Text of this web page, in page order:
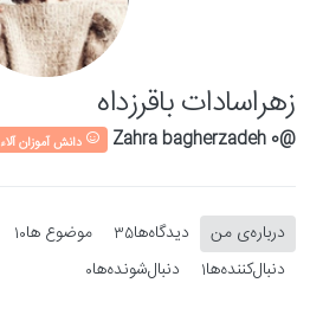
زهراسادات باقرزداه
@Zahra bagherzadeh 0 دانش آموزان آلاء
درباره‌‌ی من دیدگاه‌ها35 موضوع ها10
دنبال‌کننده‌ها1 دنبال‌شونده‌ها0